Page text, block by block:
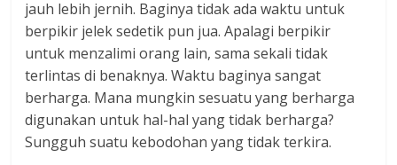
jauh lebih jernih. Baginya tidak ada waktu untuk
berpikir jelek sedetik pun jua. Apalagi berpikir
untuk menzalimi orang lain, sama sekali tidak
terlintas di benaknya. Waktu baginya sangat
berharga. Mana mungkin sesuatu yang berharga
digunakan untuk hal-hal yang tidak berharga?
Sungguh suatu kebodohan yang tidak terkira.